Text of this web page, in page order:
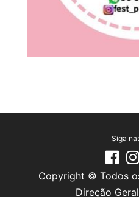
Siga
Copyright © Todos
Direção